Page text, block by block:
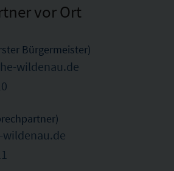
vor Ort
Bürgermeister)
wildenau.de
wildenau.de